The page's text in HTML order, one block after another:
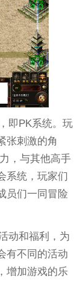
即PK系统。玩
张刺激的角
，与其他高手
系统，玩家们
员们一同冒险
动和福利，为
有不同的活动
增加游戏的乐